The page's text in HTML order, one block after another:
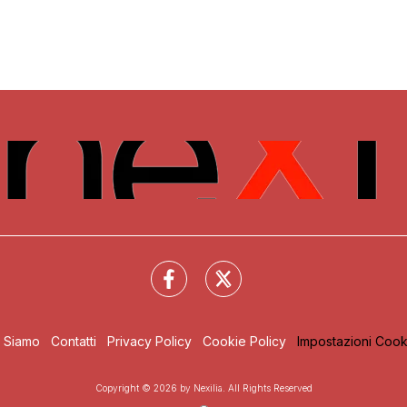
Siamo Contatti Privacy Policy Cookie Policy Impostazioni
Copyright © 2026 by Nexilia. All Rights Reserved